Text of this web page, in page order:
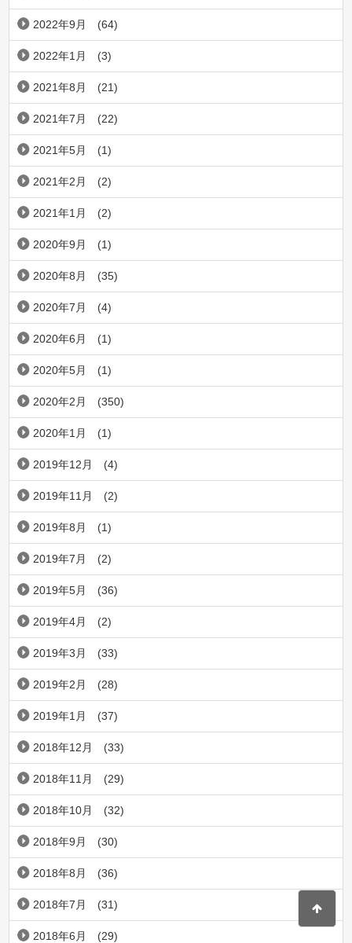
2022年9月 (64)
2022年1月 (3)
2021年8月 (21)
2021年7月 (22)
2021年5月 (1)
2021年2月 (2)
2021年1月 (2)
2020年9月 (1)
2020年8月 (35)
2020年7月 (4)
2020年6月 (1)
2020年5月 (1)
2020年2月 (350)
2020年1月 (1)
2019年12月 (4)
2019年11月 (2)
2019年8月 (1)
2019年7月 (2)
2019年5月 (36)
2019年4月 (2)
2019年3月 (33)
2019年2月 (28)
2019年1月 (37)
2018年12月 (33)
2018年11月 (29)
2018年10月 (32)
2018年9月 (30)
2018年8月 (36)
2018年7月 (31)
2018年6月 (29)